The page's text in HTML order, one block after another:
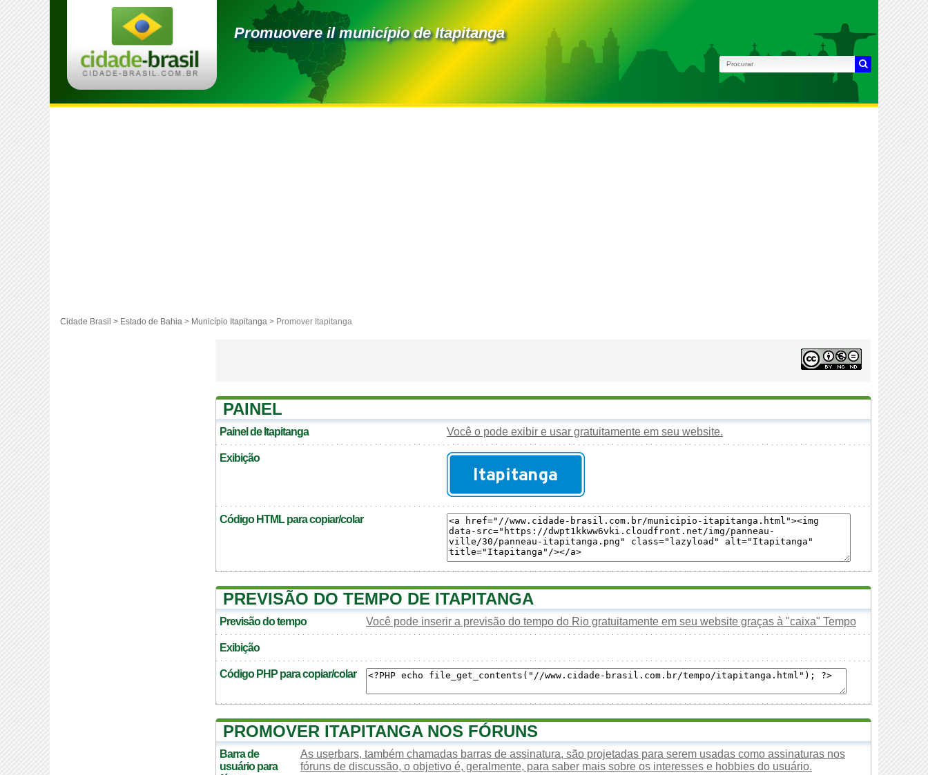
Promuovere il município de Itapitanga
Cidade Brasil > Estado de Bahia > Município Itapitanga > Promover Itapitanga
PAINEL
Painel de Itapitanga Você o pode exibir e usar gratuitamente em seu website.
Exibição
Código HTML para copiar/colar
PREVISÃO DO TEMPO DE ITAPITANGA
Previsão do tempo Você pode inserir a previsão do tempo do Rio gratuitamente em seu website graças à "caixa" Tempo
Exibição
Código PHP para copiar/colar
PROMOVER ITAPITANGA NOS FÓRUNS
Barra de
usuário para
As userbars, também chamadas barras de assinatura, são projetadas para serem usadas como assinaturas nos
fóruns de discussão, o objetivo é, geralmente, para saber mais sobre os interesses e hobbies do usuário.